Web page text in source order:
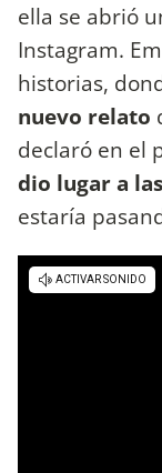
ella se abrió
Instagram.
historias,
nuevo relato
declaró en el
dio lugar a
estaría